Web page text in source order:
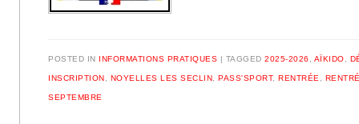
POSTED IN INFORMATIONS PRATIQUES TAGGED2025-2026 AÏKIDO
INSCRIPTION NOYELLES LES SECLIN ,PASS'SPORT,RENTRÉE
SEPTEMBRE